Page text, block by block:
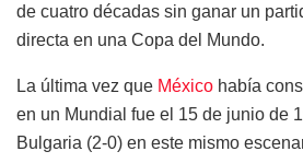
de cuatro décadas sin ganar un
directa en una Copa del Mundo.
La última vez que México había
en un Mundial fue el 15 de junio de
Bulgaria (2-0) en este mismo